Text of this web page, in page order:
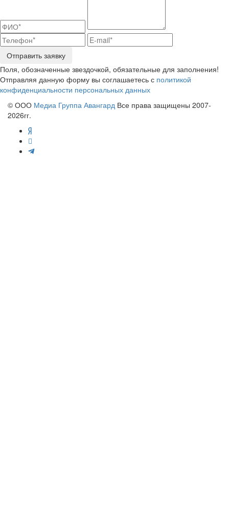
Отправить заявку
Поля, обозначенные звездочкой, обязательные для заполнения!
Отправляя данную форму вы соглашаетесь с политикой
конфиденциальности персональных данных
© ООО Медиа Группа Авангард Все права защищены 2007-
2026гг.